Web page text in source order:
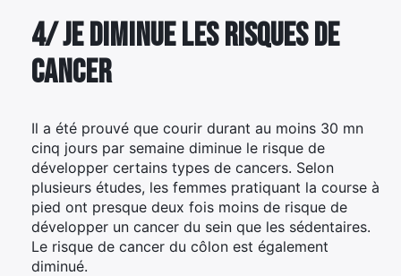
4/ Je diminue les risques de
cancer
Il a été prouvé que courir durant au moins 30 mn
cinq jours par semaine diminue le risque de
développer certains types de cancers. Selon
plusieurs études, les femmes pratiquant la course à
pied ont presque deux fois moins de risque de
développer un cancer du sein que les sédentaires.
Le risque de cancer du côlon est également
diminué.